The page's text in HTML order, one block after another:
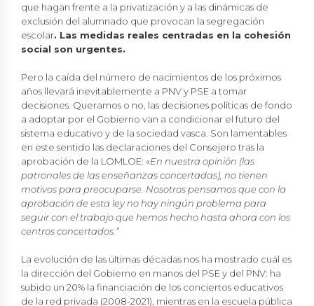
que hagan frente a la privatización y a las dinámicas de
exclusión del alumnado que provocan la segregación
escolar. Las medidas reales centradas en la cohesión
social son urgentes.
Pero la caída del número de nacimientos de los próximos
años llevará inevitablemente a PNV y PSE a tomar
decisiones. Queramos o no, las decisiones políticas de fondo
a adoptar por el Gobierno van a condicionar el futuro del
sistema educativo y de la sociedad vasca. Son lamentables
en este sentido las declaraciones del Consejero tras la
aprobación de la LOMLOE: «En nuestra opinión (las
patronales de las enseñanzas concertadas), no tienen
motivos para preocuparse. Nosotros pensamos que con la
aprobación de esta ley no hay ningún problema para
seguir con el trabajo que hemos hecho hasta ahora con los
centros concertados.”
La evolución de las últimas décadas nos ha mostrado cuál es
la dirección del Gobierno en manos del PSE y del PNV: ha
subido un 20% la financiación de los conciertos educativos
de la red privada (2008-2021), mientras en la escuela pública